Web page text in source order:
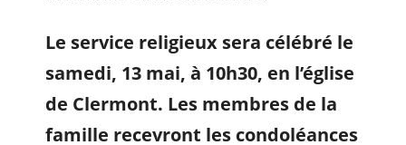
Le service religieux sera célébré le
samedi, 13 mai, à 10h30, en l’église
de Clermont. Les membres de la
famille recevront les condoléances